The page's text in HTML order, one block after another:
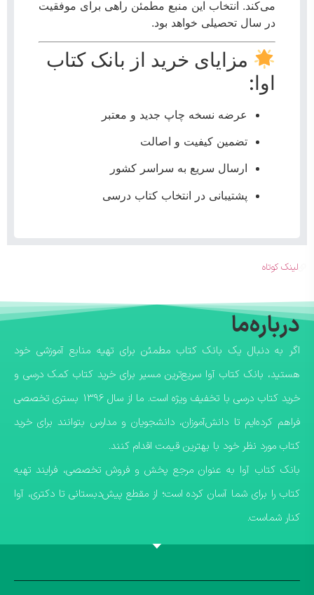
می‌کند. انتخاب این منبع مطمئن راهی برای موفقیت
در سال تحصیلی خواهد بود.
مزایای خرید از بانک کتاب
اوا:
عرضه نسخه چاپ جدید و معتبر
تضمین کیفیت و اصالت
ارسال سریع به سراسر کشور
پشتیبانی در انتخاب کتاب درسی
لینک کوتاه
درباره‌ما
اگر به دنبال یک بانک کتاب مطمئن برای تهیه منابع آموزشی خود
هستید، بانک کتاب آوا سریع‌ترین مسیر برای خرید کتاب کمک درسی و
خرید کتاب درسی با تخفیف ویژه است. ما از سال ۱۳۹۶ بستری تخصصی
فراهم کرده‌ایم تا دانش‌آموزان، دانشجویان و مدارس بتوانند برای خرید
کتاب مورد نظر خود با بهترین قیمت اقدام کنند.
​بانک کتاب آوا به عنوان مرجع پخش و فروش تخصصی، فرایند تهیه
کتاب را برای شما آسان کرده است؛ از مقطع پیش‌دبستانی تا دکتری، آوا
کنار شماست.